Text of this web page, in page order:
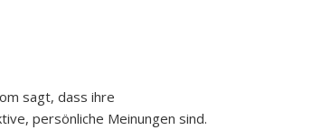
sagt, dass ihre
persönliche Meinungen sind.